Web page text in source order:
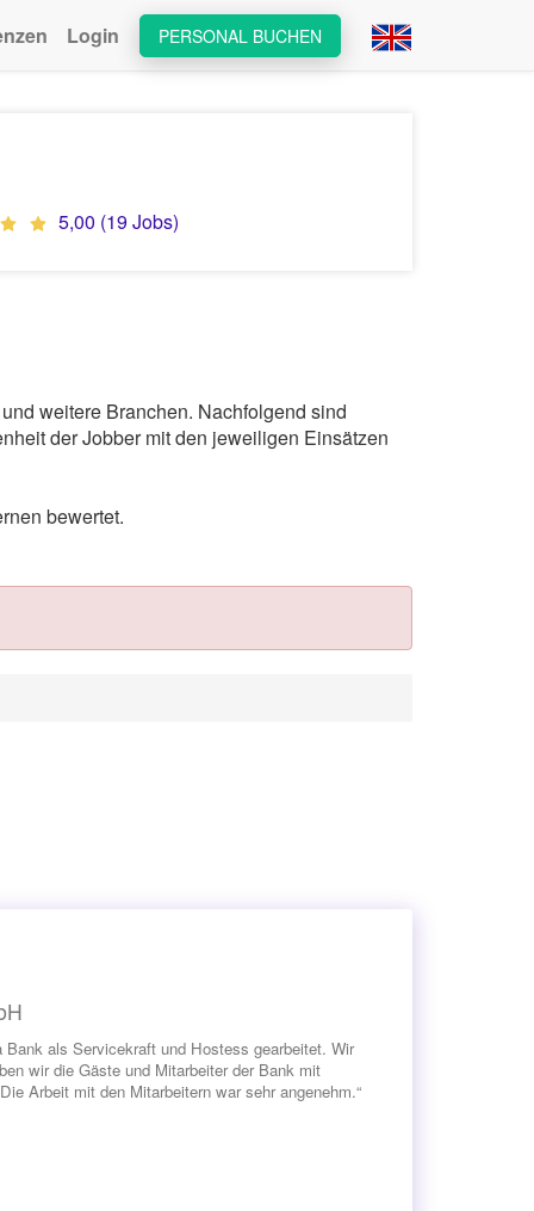
PERSONAL BUCHEN
Login
5,00 (19 Jobs)
weitere Branchen. Nachfolgend sind
der Jobber mit den jeweiligen Einsätzen
bewertet.
als Servicekraft und Hostess gearbeitet. Wir
wir die Gäste und Mitarbeiter der Bank mit
Arbeit mit den Mitarbeitern war sehr angenehm.“